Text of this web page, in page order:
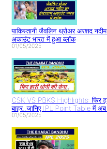
पाकिस्तानी जैवलिन थ्रोअर अरशद
अकाउंट भारत में हुआ ब्लॉक
01/05/2025
CSK VS PBKS Highlights: फिर
बाहर..जानिए IPL Point Table में अब
01/05/2025